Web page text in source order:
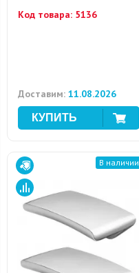
Код товара: 5136
Доставим: 11.08.2026
В наличии